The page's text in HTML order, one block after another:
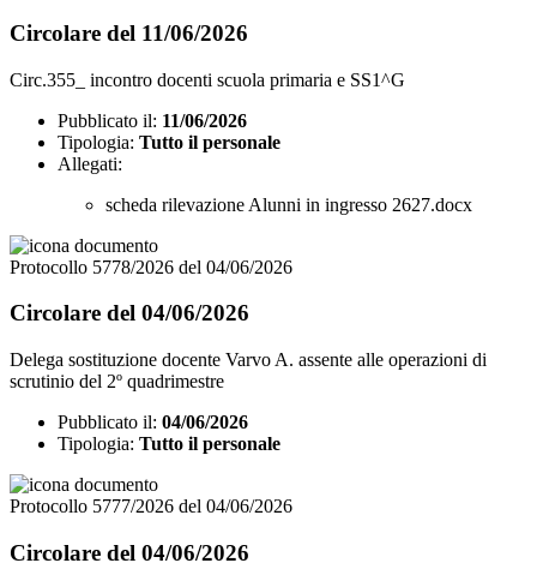
Circolare del 11/06/2026
Circ.355_ incontro docenti scuola primaria e SS1^G
Pubblicato il: 11/06/2026
Tipologia: Tutto il personale
Allegati:
scheda rilevazione Alunni in ingresso 2627.docx
Protocollo 5778/2026 del 04/06/2026
Circolare del 04/06/2026
Delega sostituzione docente Varvo A. assente alle operazioni di
scrutinio del 2º quadrimestre
Pubblicato il: 04/06/2026
Tipologia: Tutto il personale
Protocollo 5777/2026 del 04/06/2026
Circolare del 04/06/2026